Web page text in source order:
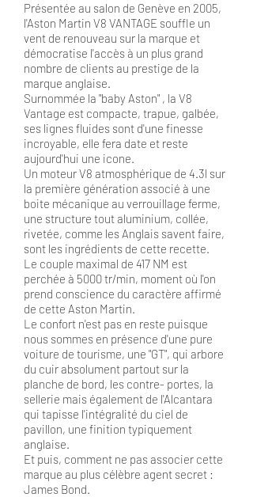
Présentée au salon de Genève en 2005,
l'Aston Martin V8 VANTAGE souffle un
vent de renouveau sur la marque et
démocratise l'accès à un plus grand
nombre de clients au prestige de la
marque anglaise.
Surnommée la "baby Aston" , la V8
Vantage est compacte, trapue, galbée,
ses lignes fluides sont d'une finesse
incroyable, elle fera date et reste
aujourd'hui une icone.
Un moteur V8 atmosphérique de 4.3l sur
la première génération associé à une
boite mécanique au verrouillage ferme,
une structure tout aluminium, collée,
rivetée, comme les Anglais savent faire,
sont les ingrédients de cette recette.
Le couple maximal de 417 NM est
perchée à 5000 tr/min, moment où l'on
prend conscience du caractère affirmé
de cette Aston Martin.
Le confort n'est pas en reste puisque
nous sommes en présence d'une pure
voiture de tourisme, une "GT", qui arbore
du cuir absolument partout sur la
planche de bord, les contre- portes, la
sellerie mais également de l'Alcantara
qui tapisse l'intégralité du ciel de
pavillon, une finition typiquement
anglaise.
Et puis, comment ne pas associer cette
marque au plus célèbre agent secret :
James Bond.